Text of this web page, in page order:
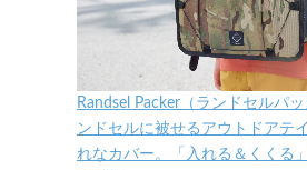
Randsel Packer（ランドセルパ
ンドセルに被せるアウトドアテ
れなカバー。「入れる＆くくる